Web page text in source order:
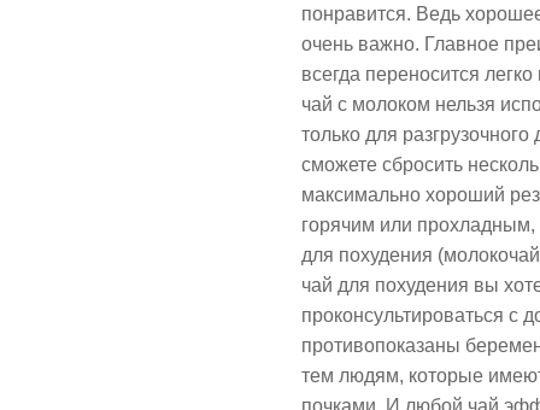
понравится. Ведь
очень важно. Главное
всегда переносится
чай с молоком нельзя
только для
сможете сбросить
максимально хороший
горячим или
для похудения
чай для похудения вы
проконсультироваться с
противопоказаны
тем людям, которые
почками. И любой чай